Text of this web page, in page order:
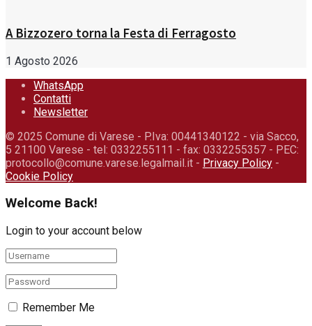
A Bizzozero torna la Festa di Ferragosto
1 Agosto 2026
WhatsApp
Contatti
Newsletter
© 2025 Comune di Varese - P.Iva: 00441340122 - via Sacco,
5 21100 Varese - tel: 0332255111 - fax: 0332255357 - PEC:
protocollo@comune.varese.legalmail.it - Privacy Policy -
Cookie Policy
Welcome Back!
Login to your account below
Remember Me